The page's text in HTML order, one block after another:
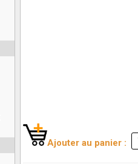
Ajouter au panier :